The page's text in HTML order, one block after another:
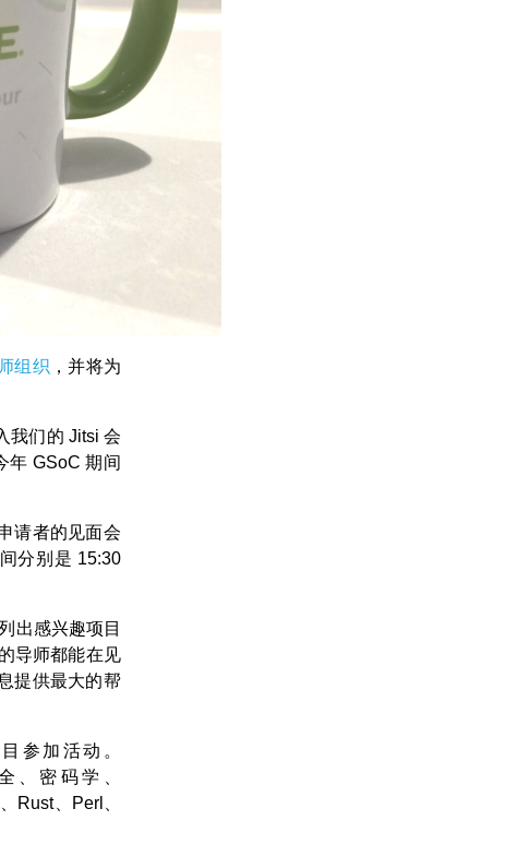
组织 ，并将为
我们的 Jitsi 会
年 GSoC 期间
请者的见面会
分别是 15:30
出感兴趣项目
导师都能在见
提供最大的帮
参加活动。
、密码学、
Rust、Perl、